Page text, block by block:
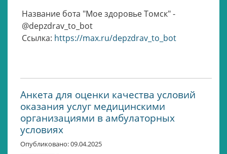
Название бота "Мое здоровье Томск" -
@depzdrav_to_bot
Ссылка: https://max.ru/depzdrav_to_bot
Анкета для оценки качества условий
оказания услуг медицинскими
организациями в амбулаторных
условиях
Опубликовано: 09.04.2025